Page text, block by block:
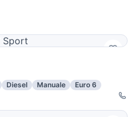
Diesel Manuale
Euro 6